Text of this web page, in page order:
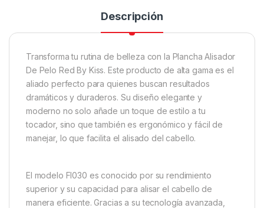
Descripción
Transforma tu rutina de belleza con la Plancha Alisador
De Pelo Red By Kiss. Este producto de alta gama es el
aliado perfecto para quienes buscan resultados
dramáticos y duraderos. Su diseño elegante y
moderno no solo añade un toque de estilo a tu
tocador, sino que también es ergonómico y fácil de
manejar, lo que facilita el alisado del cabello.
El modelo FI030 es conocido por su rendimiento
superior y su capacidad para alisar el cabello de
manera eficiente. Gracias a su tecnología avanzada,